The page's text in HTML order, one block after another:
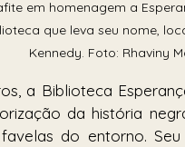
em homenagem a
que leva seu nome,
Kennedy. Foto: Rhaviny
a Biblioteca
da história
do entorno. Seu